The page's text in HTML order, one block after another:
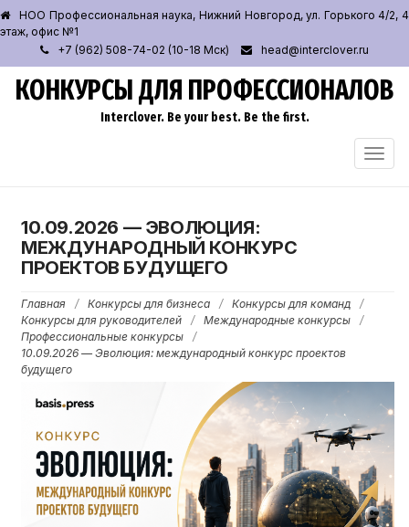
НОО Профессиональная наука, Нижний Новгород, ул. Горького 4/2, 4
этаж, офис №1
+7 (962) 508-74-02 (10-18 Мск)
head@interclover.ru
КОНКУРСЫ ДЛЯ ПРОФЕССИОНАЛОВ
Interclover. Be your best. Be the first.
10.09.2026 — ЭВОЛЮЦИЯ:
МЕЖДУНАРОДНЫЙ КОНКУРС
ПРОЕКТОВ БУДУЩЕГО
Главная / Конкурсы для бизнеса / Конкурсы для команд
/
Конкурсы для руководителей
/ Международные конкурсы
/
Профессиональные конкурсы
/
10.09.2026 — Эволюция: международный конкурс проектов
будущего